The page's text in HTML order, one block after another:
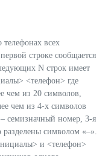
всех
строке сообщается
N строк имеет
<телефон> где
чем из 20 символов,
чем из 4-х символов
семизначный номер, 3-я
символом «–».
и <телефон>